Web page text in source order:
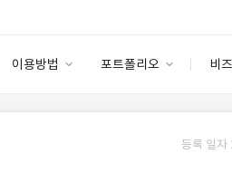
이용방법 포트폴리오 비
안
등록 일자